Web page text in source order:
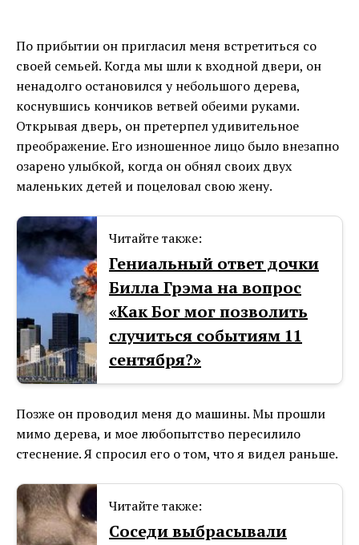
По прибытии он пригласил меня встретиться со
своей семьей. Когда мы шли к входной двери, он
ненадолго остановился у небольшого дерева,
коснувшись кончиков ветвей обеими руками.
Открывая дверь, он претерпел удивительное
преображение. Его изношенное лицо было внезапно
озарено улыбкой, когда он обнял своих двух
маленьких детей и поцеловал свою жену.
Читайте также:
Гениальный ответ дочки
Билла Грэма на вопрос
«Как Бог мог позволить
случиться событиям 11
сентября?»
Позже он проводил меня до машины. Мы прошли
мимо дерева, и мое любопытство пересилило
стеснение. Я спросил его о том, что я видел раньше.
Читайте также:
Соседи выбрасывали